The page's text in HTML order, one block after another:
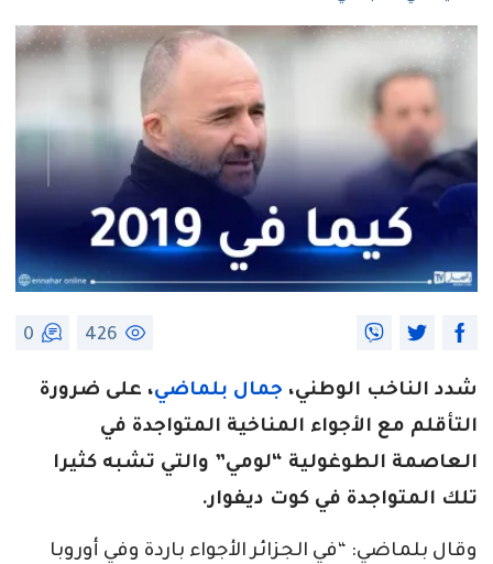
426
0
شدد الناخب الوطني، جمال بلماضي، على ضرورة
التأقلم مع الأجواء المناخية المتواجدة في
العاصمة الطوغولية “لومي” والتي تشبه كثيرا
تلك المتواجدة في كوت ديفوار.
وقال بلماضي: “في الجزائر الأجواء باردة وفي أوروبا